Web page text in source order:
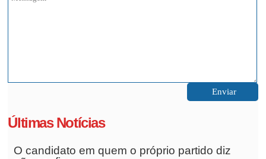
Últimas Notícias
O candidato em quem o próprio partido diz